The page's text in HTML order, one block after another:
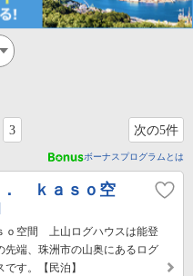
3 次の5件
ボーナスプログラムとは
． ｋａｓｏ空
ｏ空間 上山ログハウスは能登
先端、珠洲市の山奥にあるログ
です。【民泊】